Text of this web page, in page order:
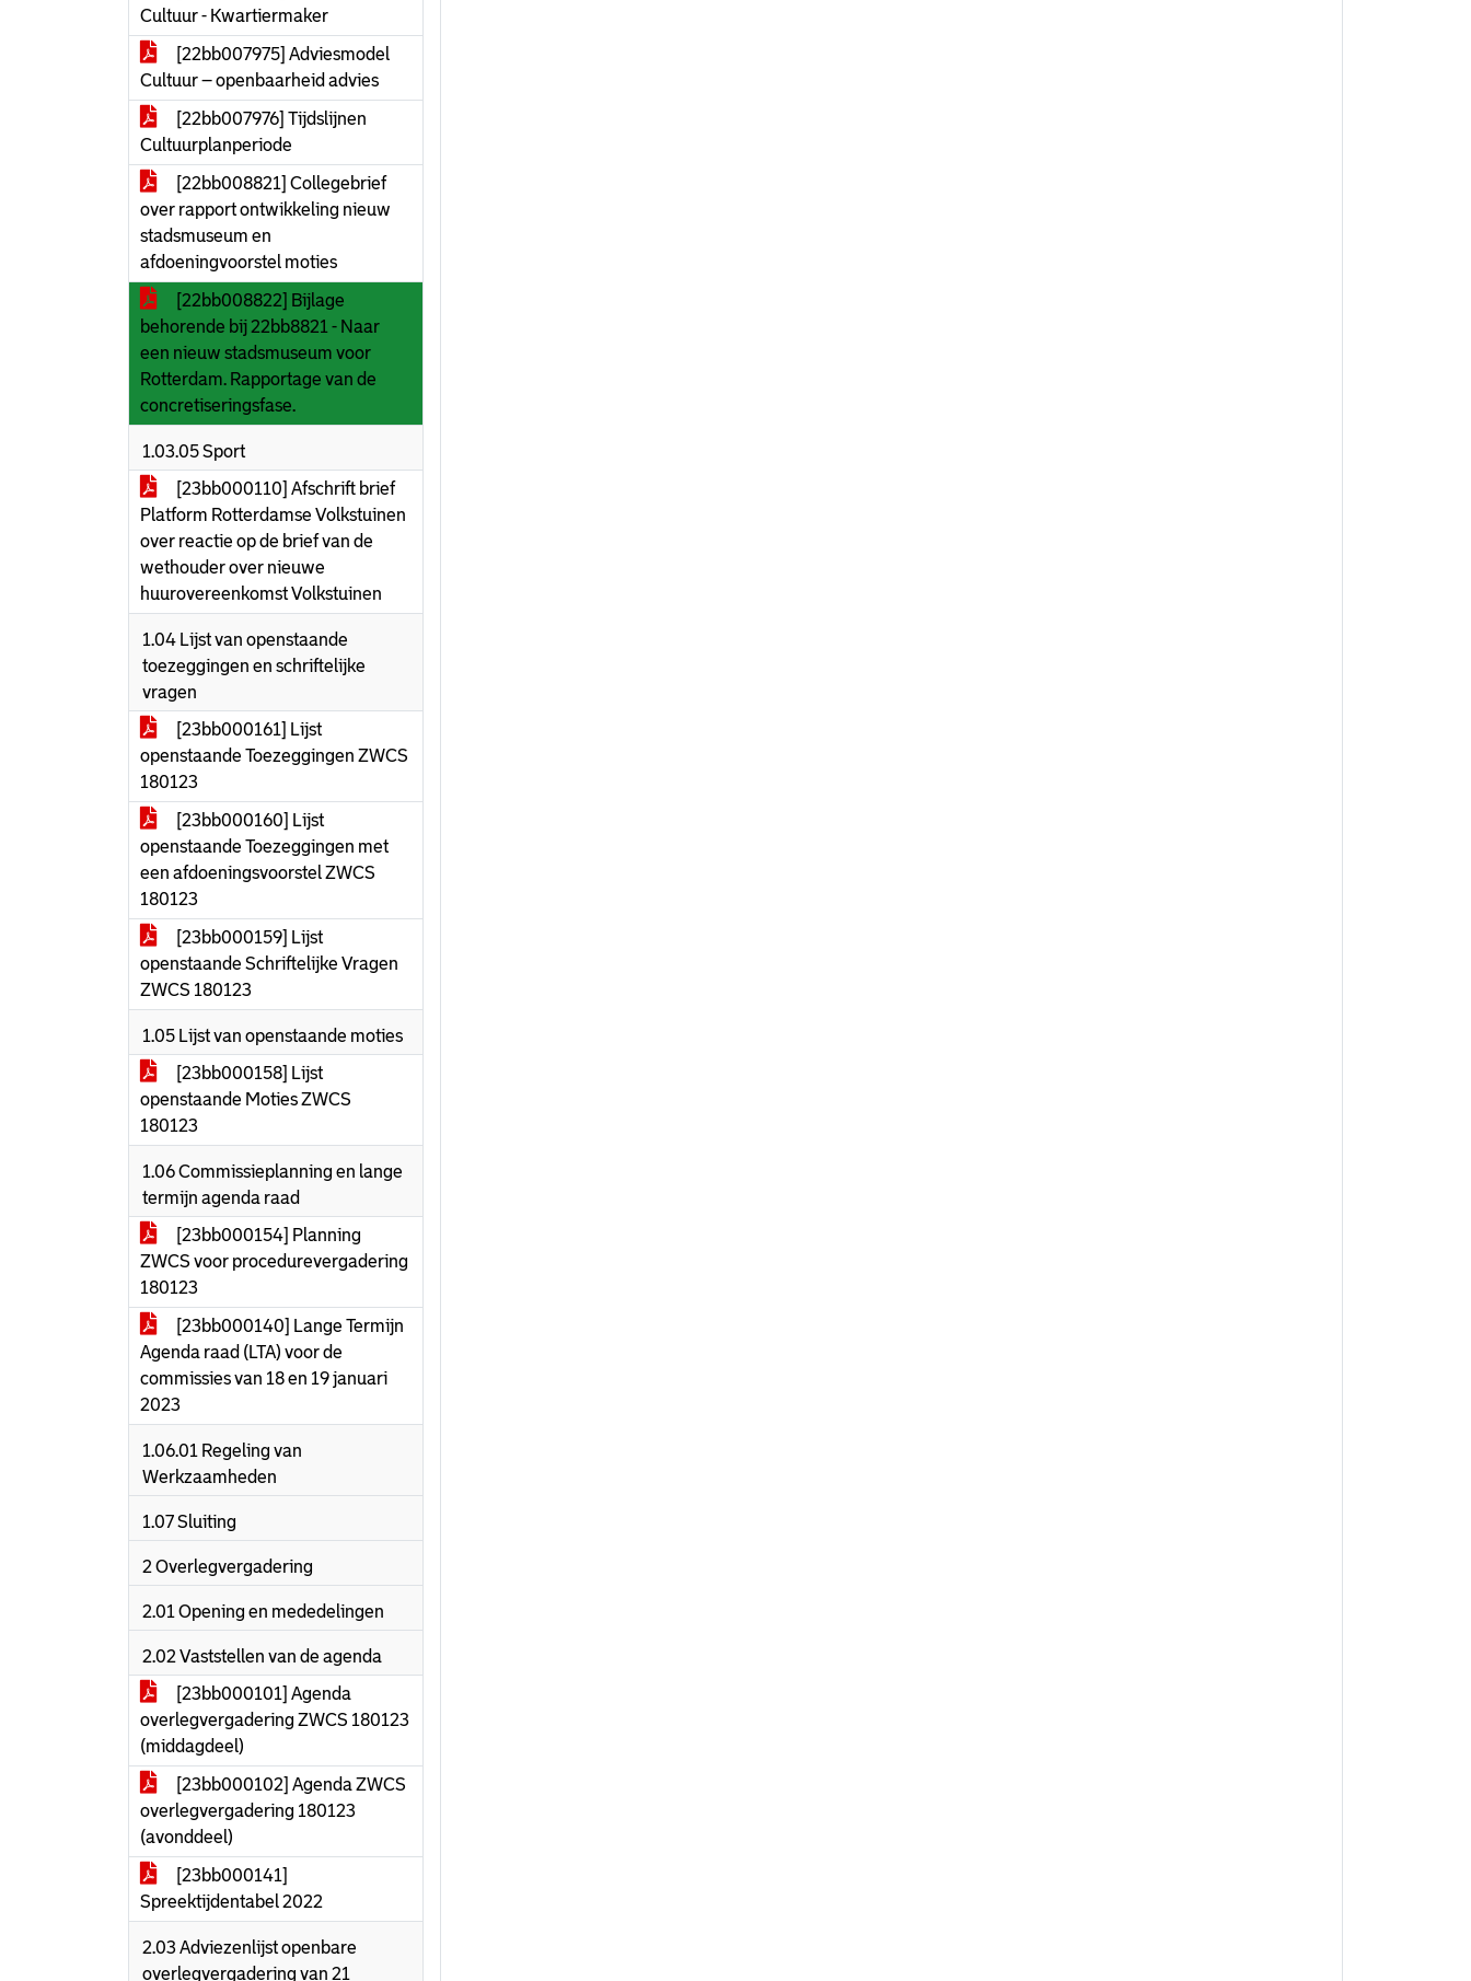
Cultuur - Kwartiermaker
[22bb007975] Adviesmodel
Cultuur – openbaarheid advies
[22bb007976] Tijdslijnen
Cultuurplanperiode
[22bb008821] Collegebrief
over rapport ontwikkeling nieuw
stadsmuseum en
afdoeningvoorstel moties
[22bb008822] Bijlage
behorende bij 22bb8821 - Naar
een nieuw stadsmuseum voor
Rotterdam. Rapportage van de
concretiseringsfase.
1.03.05 Sport
[23bb000110] Afschrift brief
Platform Rotterdamse Volkstuinen
over reactie op de brief van de
wethouder over nieuwe
huurovereenkomst Volkstuinen
1.04 Lijst van openstaande
toezeggingen en schriftelijke
vragen
[23bb000161] Lijst
openstaande Toezeggingen ZWCS
180123
[23bb000160] Lijst
openstaande Toezeggingen met
een afdoeningsvoorstel ZWCS
180123
[23bb000159] Lijst
openstaande Schriftelijke Vragen
ZWCS 180123
1.05 Lijst van openstaande moties
[23bb000158] Lijst
openstaande Moties ZWCS
180123
1.06 Commissieplanning en lange
termijn agenda raad
[23bb000154] Planning
ZWCS voor procedurevergadering
180123
[23bb000140] Lange Termijn
Agenda raad (LTA) voor de
commissies van 18 en 19 januari
2023
1.06.01 Regeling van
Werkzaamheden
1.07 Sluiting
2 Overlegvergadering
2.01 Opening en mededelingen
2.02 Vaststellen van de agenda
[23bb000101] Agenda
overlegvergadering ZWCS 180123
(middagdeel)
[23bb000102] Agenda ZWCS
overlegvergadering 180123
(avonddeel)
[23bb000141]
Spreektijdentabel 2022
2.03 Adviezenlijst openbare
overlegvergadering van 21